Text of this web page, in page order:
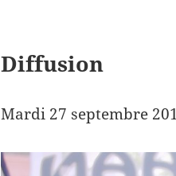
Diffusion
Mardi 27 septembre